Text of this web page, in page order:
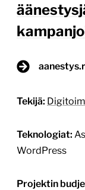
Tekijä:
Teknologiat:
WordPress
Projektin